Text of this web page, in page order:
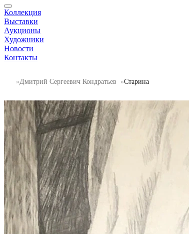
Коллекция
Выставки
Аукционы
Художники
Новости
Контакты
Дмитрий Сергеевич Кондратьев Старина